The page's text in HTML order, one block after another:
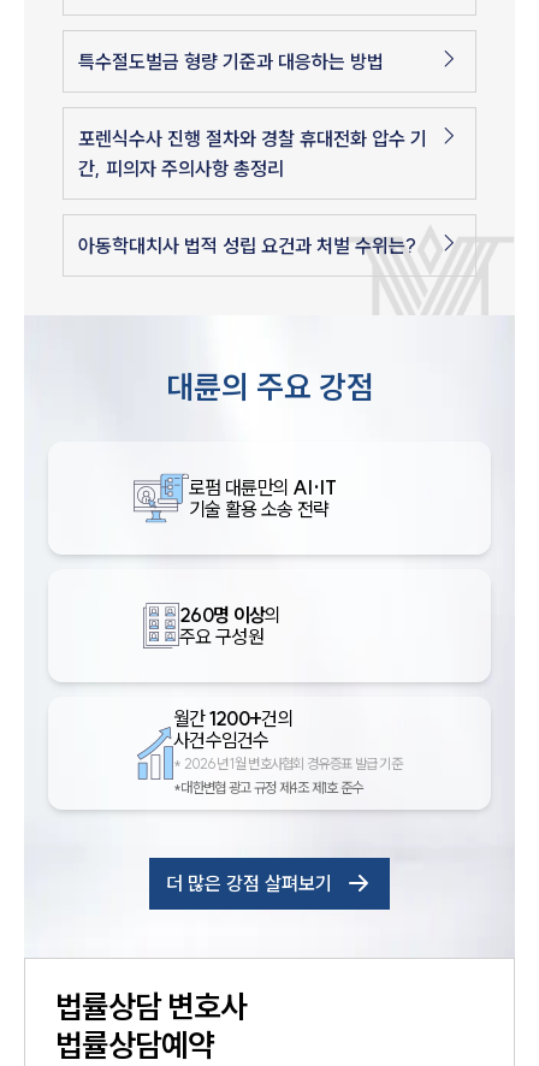
특수절도벌금 형량 기준과 대응하는 방법
포렌식수사 진행 절차와 경찰 휴대전화 압수 기
간, 피의자 주의사항 총정리
아동학대치사 법적 성립 요건과 처벌 수위는?
대륜의 주요 강점
로펌 대륜만의 AI·IT
기술 활용 소송 전략
260명 이상의
주요 구성원
월간1200+건의
사건수임건수
* 2026년 1월 변호사협회 경유증표 발급 기준
*대한변협 광고 규정 제4조 제1호 준수
더 많은 강점 살펴보기
법률상담변호사
법률상담예약